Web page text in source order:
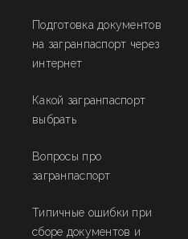
Подготовка документов
на загранпаспорт через
интернет
Какой загранпаспорт
выбрать
Вопросы про
загранпаспорт
Типичные ошибки при
сборе документов и